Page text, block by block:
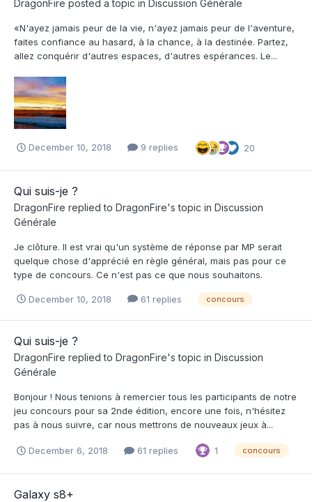
DragonFire posted a topic in Discussion Générale
«N'ayez jamais peur de la vie, n'ayez jamais peur de l'aventure,
faites confiance au hasard, à la chance, à la destinée. Partez,
allez conquérir d'autres espaces, d'autres espérances. Le...
December 10, 2018 9 replies 20
Qui suis-je ?
DragonFire replied to DragonFire's topic in Discussion
Générale
Je clôture. Il est vrai qu'un système de réponse par MP serait
quelque chose d'apprécié en règle général, mais pas pour ce
type de concours. Ce n'est pas ce que nous souhaitons.
December 10, 2018 61 replies concours
Qui suis-je ?
DragonFire replied to DragonFire's topic in Discussion
Générale
Bonjour ! Nous tenions à remercier tous les participants de notre
jeu concours pour sa 2nde édition, encore une fois, n'hésitez
pas à nous suivre, car nous mettrons de nouveaux jeux à...
December 6, 2018 61 replies 1 concours
Galaxy s8+